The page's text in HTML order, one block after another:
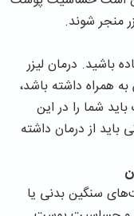
منجر شوند.
باشید. درمان لیزر
همراه داشته باشد،
شما را در این
باید از درمان داشته
سنگین بدنی یا